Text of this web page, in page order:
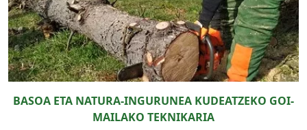
BASOA ETA NATURA-INGURUNEA KUDEATZEKO GOI-
MAILAKO TEKNIKARIA